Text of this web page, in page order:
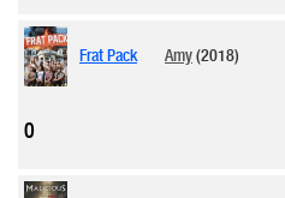
Frat Pack Amy(2018)
0